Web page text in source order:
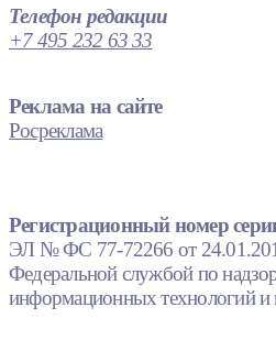
Телефон редакции
+7 495 232 63 33
Реклама на сайте
Росреклама
Регистрационный номер
ЭЛ № ФС 77-72266 от
Федеральной службой по
информационных технологий